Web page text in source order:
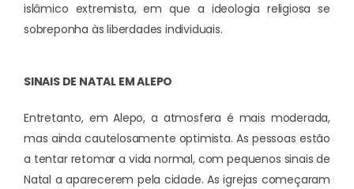
islâmico extremista, em que a ideologia religiosa se
sobreponha às liberdades individuais.
SINAIS DE NATAL EM ALEPO
Entretanto, em Alepo, a atmosfera é mais moderada,
mas ainda cautelosamente optimista. As pessoas estão
a tentar retomar a vida normal, com pequenos sinais de
Natal a aparecerem pela cidade. As igrejas começaram